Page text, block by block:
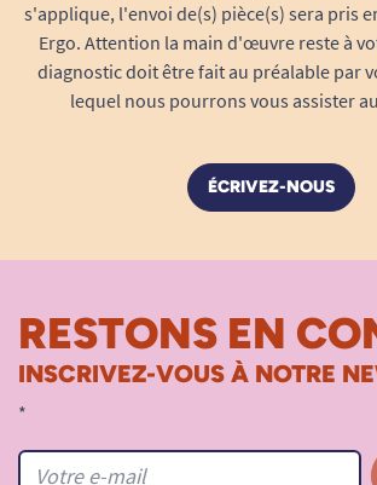
d’urgence”. Les commandes sont
volontairement sobres et
afin d’éviter toute manipulation
prise en main accidentelle par des
de connexion et d’alimentation
Manche antidérapant pour
préhension ferme et sûre
La commande tierce INSTAFOLD
s'applique, l'envoi de(s) pièce(s) sera pris
Ergo. Attention la main d'œuvre reste à
diagnostic doit être fait au préalable par
lequel nous pourrons vous assister
ÉCRIVEZ-NOUS
RESTONS EN
INSCRIVEZ-VOUS À NOTRE
*